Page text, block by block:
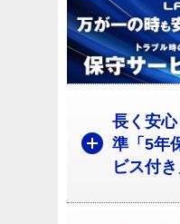
長く安
準「5年
ビス付き